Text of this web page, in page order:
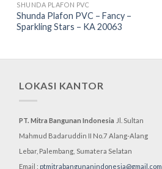
SHUNDA PLAFON PVC
Shunda Plafon PVC – Fancy –
Sparkling Stars – KA 20063
LOKASI KANTOR
PT. Mitra Bangunan Indonesia Jl. Sultan
Mahmud Badaruddin II No.7 Alang-Alang
Lebar, Palembang, Sumatera Selatan
Email : ptmitrabangunanindonesia@gmail.com